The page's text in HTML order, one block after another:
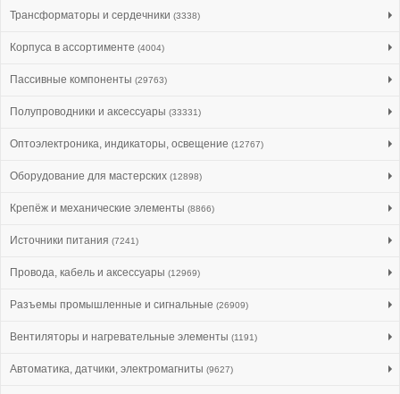
Трансформаторы и сердечники (3338)
Корпуса в ассортименте (4004)
Пассивные компоненты (29763)
Полупроводники и аксессуары (33331)
Оптоэлектроника, индикаторы, освещение (12767)
Оборудование для мастерских (12898)
Крепёж и механические элементы (8866)
Источники питания (7241)
Провода, кабель и аксессуары (12969)
Разъемы промышленные и сигнальные (26909)
Вентиляторы и нагревательные элементы (1191)
Автоматика, датчики, электромагниты (9627)